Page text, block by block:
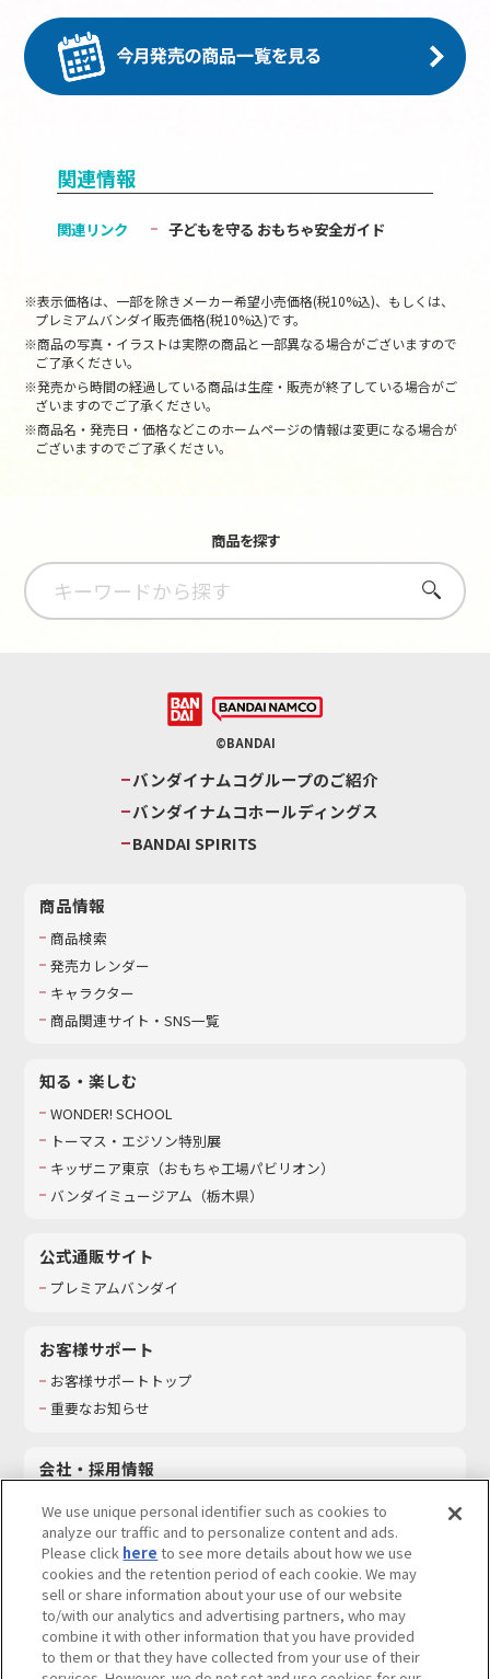
関連情報
関連リンク 子どもを守る おもちゃ安全ガイド
※表示価格は、一部を除きメーカー希望小売価格(税10%込)、もしくは、
プレミアムバンダイ販売価格(税10%込)です。
※商品の写真・イラストは実際の商品と一部異なる場合がございますので
ご了承ください。
※発売から時間の経過している商品は生産・販売が終了している場合がご
ざいますのでご了承ください。
※商品名・発売日・価格などこのホームページの情報は変更になる場合が
ございますのでご了承ください。
商品を探す
さがす
©BANDAI
バンダイナムコグループのご紹介
バンダイナムコホールディングス
BANDAI SPIRITS
商品情報
商品検索
発売カレンダー
キャラクター
商品関連サイト・SNS一覧
知る・楽しむ
WONDER! SCHOOL
トーマス・エジソン特別展
キッザニア東京（おもちゃ工場パビリオン）​
バンダイミュージアム（栃木県）
公式通販サイト
プレミアムバンダイ
お客様サポート
お客様サポートトップ
重要なお知らせ
会社・採用情報
採用情報
サステナビリティ
お問い合わせ
We use unique personal identifier such as cookies to
analyze our traffic and to personalize content and ads.
Please click here to see more details about how we use
cookies and the retention period of each cookie. We may
sell or share information about your use of our website
to/with our analytics and advertising partners, who may
combine it with other information that you have provided
to them or that they have collected from your use of their